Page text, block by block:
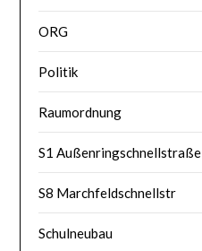
ORG
Politik
Raumordnung
S1 Außenringschnellstraße
S8 Marchfeldschnellstr
Schulneubau